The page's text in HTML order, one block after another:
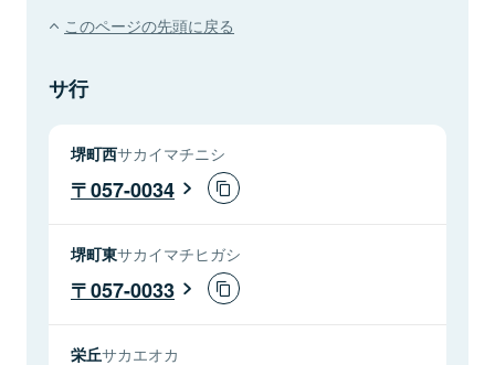
このページの先頭に戻る
サ行
堺町西サカイマチニシ
057-0034
堺町東サカイマチヒガシ
057-0033
栄丘サカエオカ